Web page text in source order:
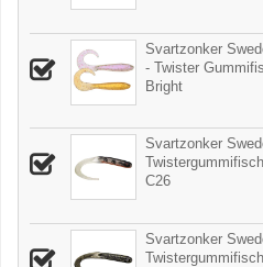
Svartzonker
- Twister
Bright
Svartzonker
C26
Svartzonker